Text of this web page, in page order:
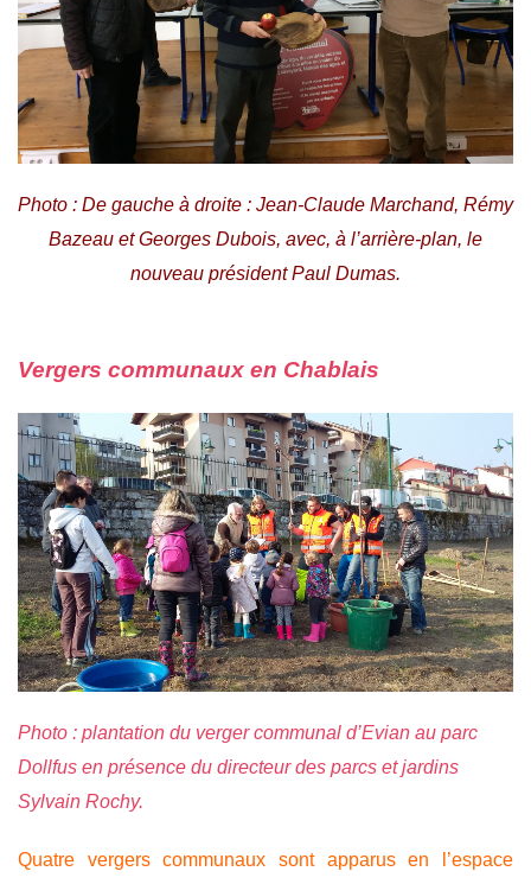
Photo : De gauche à droite : Jean-Claude Marchand, Rémy
Bazeau et Georges Dubois, avec, à l’arrière-plan, le
nouveau président Paul Dumas.
Vergers communaux en Chablais
Photo : plantation du verger communal d’Evian au parc
Dollfus en présence du directeur des parcs et jardins
Sylvain Rochy.
Quatre vergers communaux sont apparus en l’espace